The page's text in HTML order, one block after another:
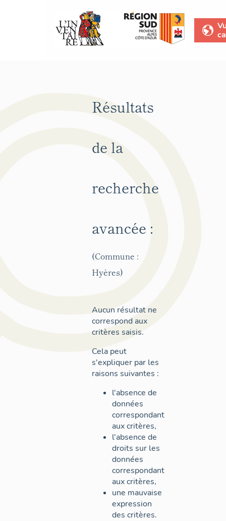
Résultats
de la
recherche
avancée :
(Commune :
Hyères)
Aucun résultat ne
correspond aux
critères saisis.
Cela peut
s'expliquer par les
raisons suivantes :
l'absence de
données
correspondant
aux critères,
l'absence de
droits sur les
données
correspondant
aux critères,
une mauvaise
expression
des critères.